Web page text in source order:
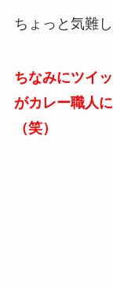
ちょっと気難
ちなみにツイ
がカレー職人
（笑）